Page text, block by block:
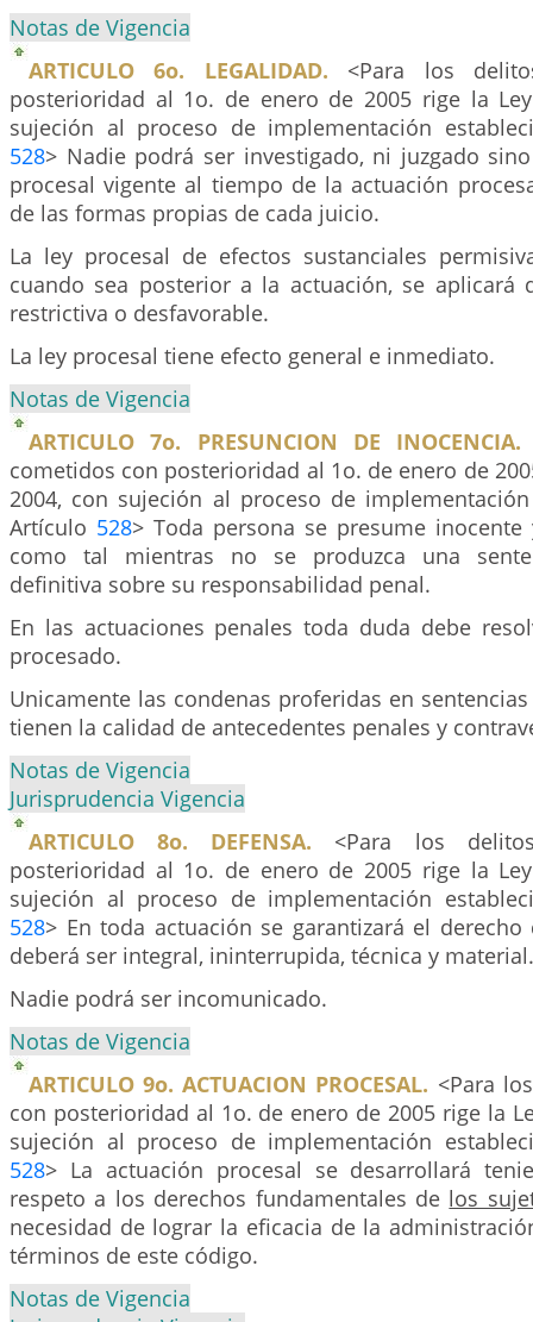
Notas de Vigencia
ARTICULO 6o. LEGALIDAD. <Para los
posterioridad al 1o. de enero de 2005 rige la
sujeción al proceso de implementación
528> Nadie podrá ser investigado, ni juzgado
procesal vigente al tiempo de la actuación
de las formas propias de cada juicio.
La ley procesal de efectos sustanciales
cuando sea posterior a la actuación, se aplicará
restrictiva o desfavorable.
La ley procesal tiene efecto general e inmediato.
Notas de Vigencia
ARTICULO 7o. PRESUNCION DE INOCENCIA.
cometidos con posterioridad al 1o. de enero de
2004, con sujeción al proceso de
Artículo 528> Toda persona se presume
como tal mientras no se produzca una
definitiva sobre su responsabilidad penal.
En las actuaciones penales toda duda debe
procesado.
Unicamente las condenas proferidas en
tienen la calidad de antecedentes penales y
Notas de Vigencia
Jurisprudencia Vigencia
ARTICULO 8o. DEFENSA. <Para los
posterioridad al 1o. de enero de 2005 rige la
sujeción al proceso de implementación
528> En toda actuación se garantizará el
deberá ser integral, ininterrupida, técnica y material.
Nadie podrá ser incomunicado.
Notas de Vigencia
ARTICULO 9o. ACTUACION PROCESAL. <Para
con posterioridad al 1o. de enero de 2005 rige la
sujeción al proceso de implementación
528> La actuación procesal se desarrollará
respeto a los derechos fundamentales de los
necesidad de lograr la eficacia de la
términos de este código.
Notas de Vigencia